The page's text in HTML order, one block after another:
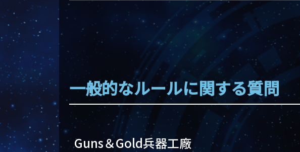
一般的なルールに関する質問
Guns＆Gold兵器工廠